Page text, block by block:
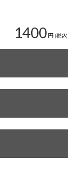
1400円 (税込)